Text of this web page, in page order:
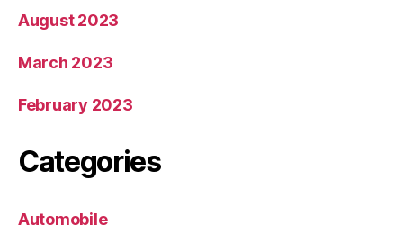
August 2023
March 2023
February 2023
Categories
Automobile